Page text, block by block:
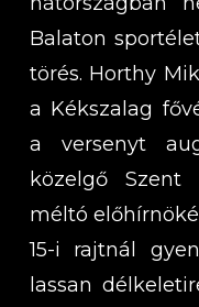
Balaton
törés. Horthy
a Kékszalag
a versenyt
közelgő Szent
méltó
15-i rajtnál
lassan